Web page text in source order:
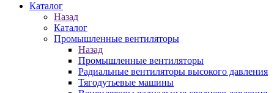
Каталог
Назад
Каталог
Промышленные вентиляторы
Назад
Промышленные вентиляторы
Радиальные вентиляторы высокого давления
Тягодутьевые машины